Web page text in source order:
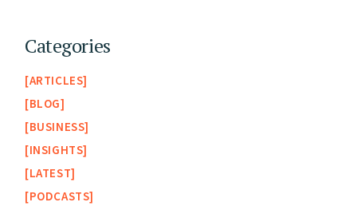
Categories
ARTICLES
BLOG
BUSINESS
INSIGHTS
LATEST
PODCASTS